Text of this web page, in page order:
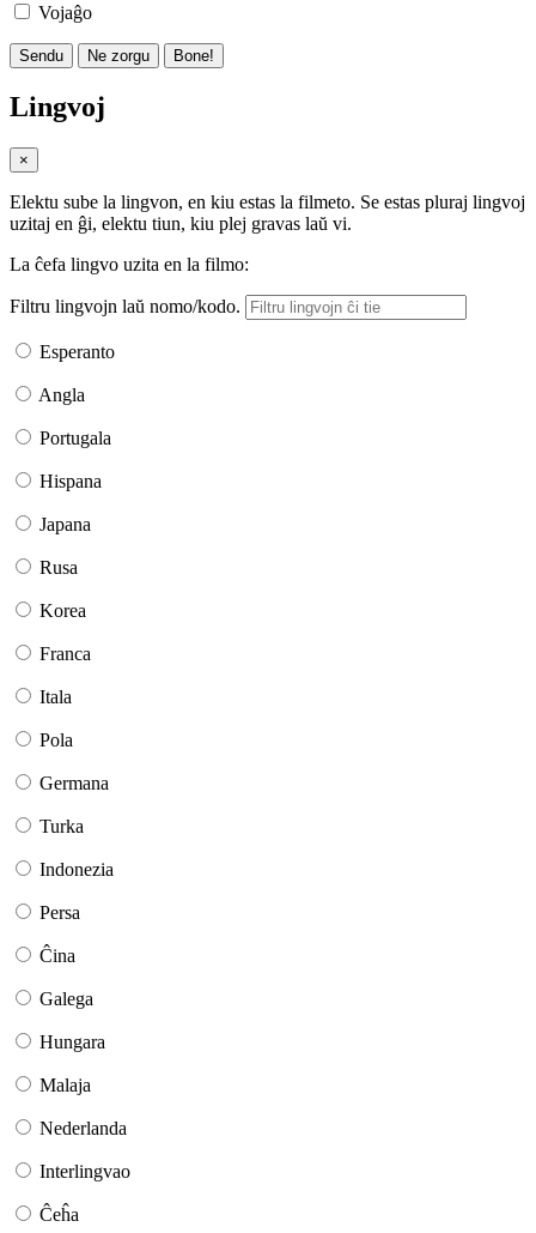
Vojaĝo
Sendu Ne zorgu Bone!
Lingvoj
×
Elektu sube la lingvon, en kiu estas la filmeto. Se estas pluraj lingvoj
uzitaj en ĝi, elektu tiun, kiu plej gravas laŭ vi.
La ĉefa lingvo uzita en la filmo:
Filtru lingvojn laŭ nomo/kodo.
Esperanto
Angla
Portugala
Hispana
Japana
Rusa
Korea
Franca
Itala
Pola
Germana
Turka
Indonezia
Persa
Ĉina
Galega
Hungara
Malaja
Nederlanda
Interlingvao
Ĉeĥa